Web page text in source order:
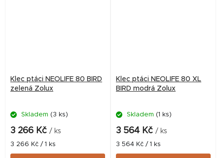
Klec ptáci NEOLIFE 80 BIRD
zelená Zolux
Skladem (3 ks)
3 266 Kč / ks
Měrná
cena:
3 266 Kč / 1 ks
Klec ptáci NEOLIFE 80 XL
BIRD modrá Zolux
Skladem (1 ks)
3 564 Kč / ks
Měrná
cena:
3 564 Kč / 1 ks